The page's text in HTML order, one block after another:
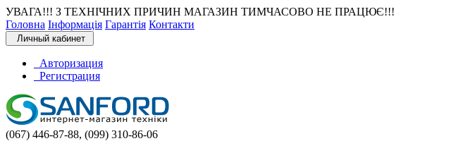
УВАГА!!! З ТЕХНІЧНИХ ПРИЧИН МАГАЗИН ТИМЧАСОВО НЕ ПРАЦЮЄ!!!
Головна Інформація Гарантія Контакти
Личный кабинет
Авторизация
Регистрация
(067) 446-87-88, (099) 310-86-06